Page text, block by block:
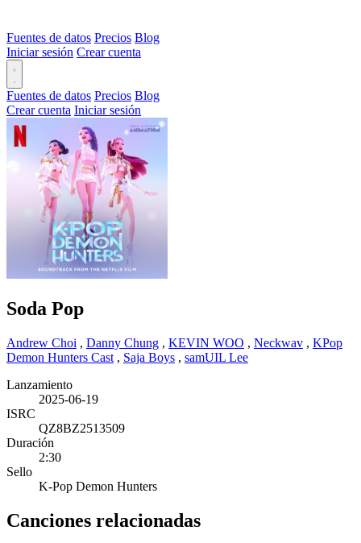
Fuentes de datos Precios Blog
Iniciar sesión Crear cuenta
Fuentes de datos Precios Blog
Crear cuenta Iniciar sesión
Soda Pop
Andrew Choi , Danny Chung , KEVIN WOO , Neckwav , KPop
Demon Hunters Cast , Saja Boys , samUIL Lee
Lanzamiento
2025-06-19
ISRC
QZ8BZ2513509
Duración
2:30
Sello
K-Pop Demon Hunters
Canciones relacionadas